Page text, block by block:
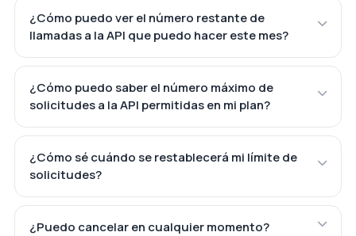
¿Cómo puedo ver el número restante de
llamadas a la API que puedo hacer este mes?
¿Cómo puedo saber el número máximo de
solicitudes a la API permitidas en mi plan?
¿Cómo sé cuándo se restablecerá mi límite de
solicitudes?
¿Puedo cancelar en cualquier momento?